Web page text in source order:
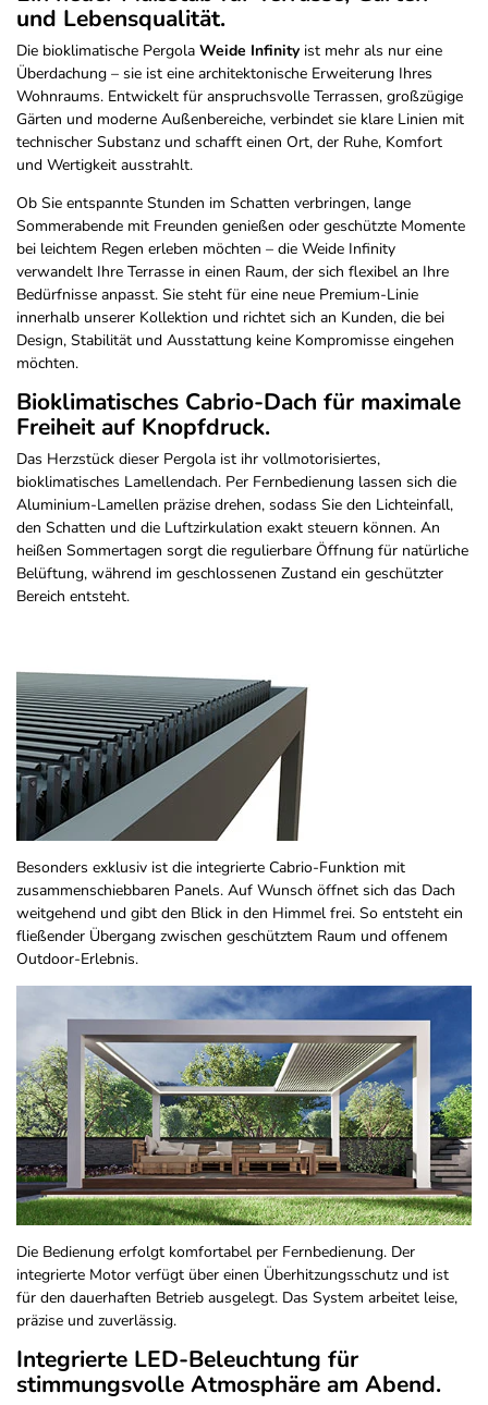
und Lebensqualität.
Die bioklimatische Pergola Weide Infinity ist mehr als nur eine
Überdachung – sie ist eine architektonische Erweiterung Ihres
Wohnraums. Entwickelt für anspruchsvolle Terrassen, großzügige
Gärten und moderne Außenbereiche, verbindet sie klare Linien mit
technischer Substanz und schafft einen Ort, der Ruhe, Komfort
und Wertigkeit ausstrahlt.
Ob Sie entspannte Stunden im Schatten verbringen, lange
Sommerabende mit Freunden genießen oder geschützte Momente
bei leichtem Regen erleben möchten – die Weide Infinity
verwandelt Ihre Terrasse in einen Raum, der sich flexibel an Ihre
Bedürfnisse anpasst. Sie steht für eine neue Premium-Linie
innerhalb unserer Kollektion und richtet sich an Kunden, die bei
Design, Stabilität und Ausstattung keine Kompromisse eingehen
möchten.
Bioklimatisches Cabrio-Dach für maximale
Freiheit auf Knopfdruck.
Das Herzstück dieser Pergola ist ihr vollmotorisiertes,
bioklimatisches Lamellendach. Per Fernbedienung lassen sich die
Aluminium-Lamellen präzise drehen, sodass Sie den Lichteinfall,
den Schatten und die Luftzirkulation exakt steuern können. An
heißen Sommertagen sorgt die regulierbare Öffnung für natürliche
Belüftung, während im geschlossenen Zustand ein geschützter
Bereich entsteht.
Besonders exklusiv ist die integrierte Cabrio-Funktion mit
zusammenschiebbaren Panels. Auf Wunsch öffnet sich das Dach
weitgehend und gibt den Blick in den Himmel frei. So entsteht ein
fließender Übergang zwischen geschütztem Raum und offenem
Outdoor-Erlebnis.
Die Bedienung erfolgt komfortabel per Fernbedienung. Der
integrierte Motor verfügt über einen Überhitzungsschutz und ist
für den dauerhaften Betrieb ausgelegt. Das System arbeitet leise,
präzise und zuverlässig.
Integrierte LED-Beleuchtung für
stimmungsvolle Atmosphäre am Abend.